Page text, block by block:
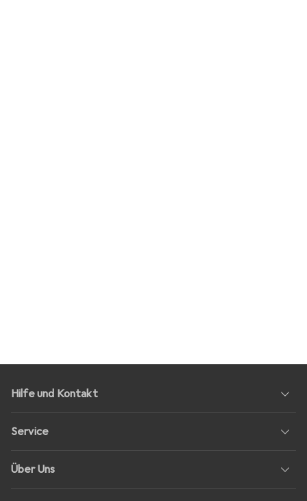
Hilfe und Kontakt
Service
Über Uns